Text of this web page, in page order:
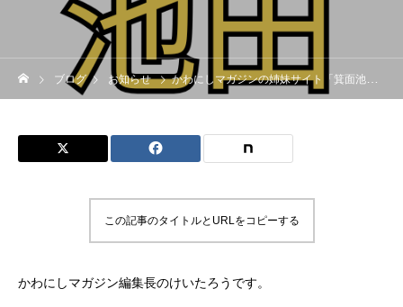
ブログ お知らせ かわにしマガジンの姉妹サイト「箕面池田マガジン」を公開しました。
この記事のタイトルとURLをコピーする
かわにしマガジン編集長のけいたろうです。